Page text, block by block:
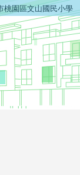
桃園區文山國民小學